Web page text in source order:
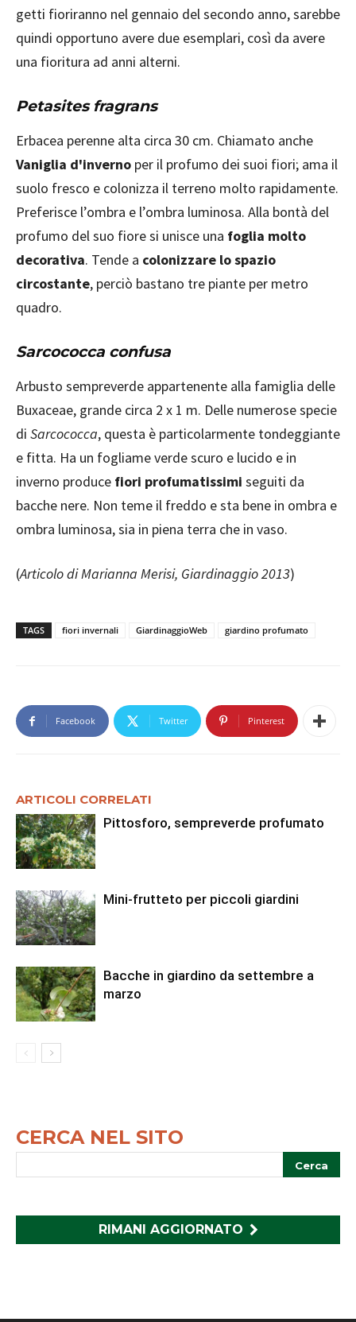
getti fioriranno nel gennaio del secondo anno, sarebbe
quindi opportuno avere due esemplari, così da avere
una fioritura ad anni alterni.
Petasites fragrans
Erbacea perenne alta circa 30 cm. Chiamato anche
Vaniglia d'inverno per il profumo dei suoi fiori; ama il
suolo fresco e colonizza il terreno molto rapidamente.
Preferisce l’ombra e l’ombra luminosa. Alla bontà del
profumo del suo fiore si unisce una foglia molto
decorativa. Tende a colonizzare lo spazio
circostante, perciò bastano tre piante per metro
quadro.
Sarcococca confusa
Arbusto sempreverde appartenente alla famiglia delle
Buxaceae, grande circa 2 x 1 m. Delle numerose specie
di Sarcococca, questa è particolarmente tondeggiante
e fitta. Ha un fogliame verde scuro e lucido e in
inverno produce fiori profumatissimi seguiti da
bacche nere. Non teme il freddo e sta bene in ombra e
ombra luminosa, sia in piena terra che in vaso.
(Articolo di Marianna Merisi, Giardinaggio 2013)
TAGS fiori invernali GiardinaggioWeb giardino profumato
Facebook Twitter Pinterest
ARTICOLI CORRELATI
Pittosforo, sempreverde profumato
Mini-frutteto per piccoli giardini
Bacche in giardino da settembre a
marzo
CERCA NEL SITO
RIMANI AGGIORNATO